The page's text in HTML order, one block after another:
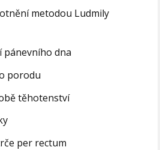
metodou Ludmily
pánevního dna
porodu
těhotenství
per rectum